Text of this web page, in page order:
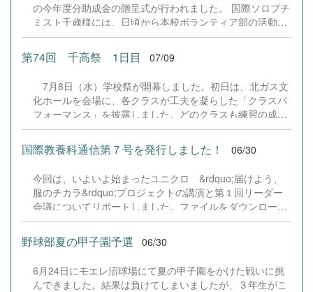
の今年度分助成金の贈呈式が行われました。 国際ソロプチ
ミスト千歳様には、日頃から本校ボランティア部の活動を
温かく見守り、多大なるご支援をいただいております。式
では、代表の生徒が緊張しつつも、感謝の言葉とともに助
成金を受け取りました。 地域の皆様の温かいサポートに心
か」を考えながら、部員一丸となって一歩一歩活動を進め
てまいります。 国際ソロプチミスト千歳の皆様、本当にあ
りがとうございました。今後とも本校ボランティア部をよ
ろしくお願いいたします！
第74回 千高祭 1日目 07/09
7月8日（水）学校祭が開幕しました。初日は、北ガス文
化ホールを会場に、各クラスが工夫を凝らした「クラスパ
フォーマンス」を披露しました。どのクラスも練習の成果
を存分に発揮し、会場は大いに盛り上がりました。当日は
多くの保護者の皆様にご来場いただき、生徒たちの熱演に
温かい拍手を送っていただきました。また、学校評議員の
りがとうございました。学校祭はまだ続きます。引き続
き、生徒たちの活躍にご期待ください。 学校祭テーマ ～
テイクオフ～ ７月８日（水）オープニング・クラスパフォ
ーマンス ７月10日（金）企画展・個人発表 ７月11日
（土）一般公開日 9:00～12:30 なお、本校へご来校の
ご利用ください。 &nbsp; &nbsp; &nbsp; &nbsp;
国際教養科通信第７号を発行しました！ 06/30
今回は、いよいよ始まったユニクロ &rdquo;届けよう、
服のチカラ&rdquo;プロジェクトの講演と第１回リーダー
会議についてリポートしました。ファイルをダウンロード
タブからダウンロードできます。生徒のこれからの活躍に
ご期待ください！
野球部夏の甲子園予選 06/30
6月24日にモエレ沼球場にて夏の甲子園をかけた戦いに挑
んできました。結果は負けてしまいましたが、３年生がこ